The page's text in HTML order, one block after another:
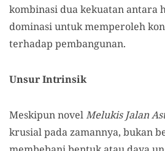
kombinasi dua kekuatan antara
dominasi untuk memperoleh
terhadap pembangunan.
Unsur Intrinsik
Meskipun novelMelukis Jalan
krusial pada zamannya, bukan